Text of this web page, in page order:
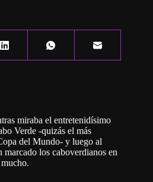
miraba el entretenidísimo
Verde -quizás el más
del Mundo- y luego al
los caboverdianos en